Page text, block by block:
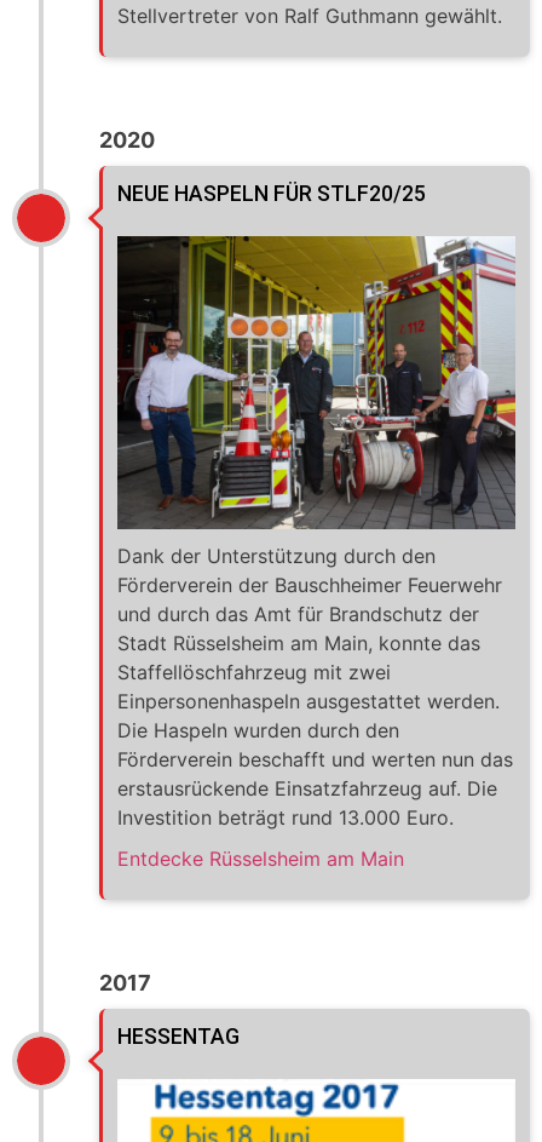
Stellvertreter von Ralf Guthmann gewählt.
2020
NEUE HASPELN FÜR STLF20/25
Dank der Unterstützung durch den
Förderverein der Bauschheimer Feuerwehr
und durch das Amt für Brandschutz der
Stadt Rüsselsheim am Main, konnte das
Staffellöschfahrzeug mit zwei
Einpersonenhaspeln ausgestattet werden.
Die Haspeln wurden durch den
Förderverein beschafft und werten nun das
erstausrückende Einsatzfahrzeug auf. Die
Investition beträgt rund 13.000 Euro.
Entdecke Rüsselsheim am Main
2017
HESSENTAG